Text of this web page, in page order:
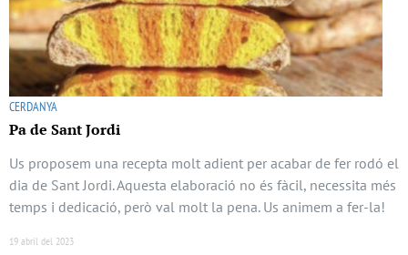
CERDANYA
Pa de Sant Jordi
Us proposem una recepta molt adient per acabar de fer rodó el
dia de Sant Jordi. Aquesta elaboració no és fàcil, necessita més
temps i dedicació, però val molt la pena. Us animem a fer-la!
19 abril del 2023